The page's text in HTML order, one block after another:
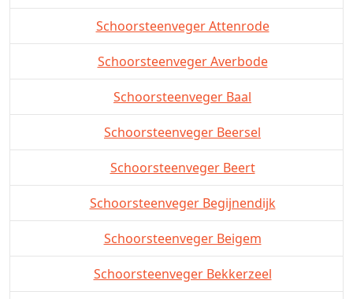
Schoorsteenveger Attenrode
Schoorsteenveger Averbode
Schoorsteenveger Baal
Schoorsteenveger Beersel
Schoorsteenveger Beert
Schoorsteenveger Begijnendijk
Schoorsteenveger Beigem
Schoorsteenveger Bekkerzeel